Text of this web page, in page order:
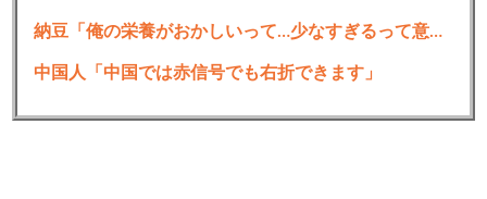
納豆「俺の栄養がおかしいって…少なすぎるって意味だよな？」
中国人「中国では赤信号でも右折できます」